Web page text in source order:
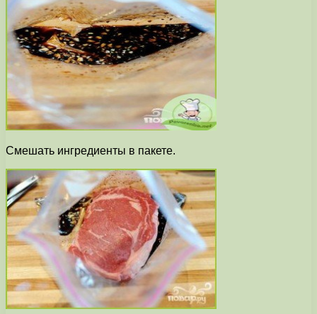
Смешать ингредиенты в пакете.